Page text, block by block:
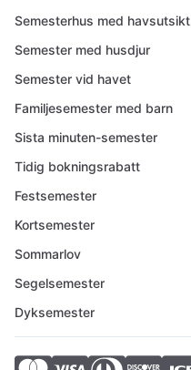
Semesterhus med havsutsikt
Semester med husdjur
Semester vid havet
Familjesemester med barn
Sista minuten-semester
Tidig bokningsrabatt
Festsemester
Kortsemester
Sommarlov
Segelsemester
Dyksemester